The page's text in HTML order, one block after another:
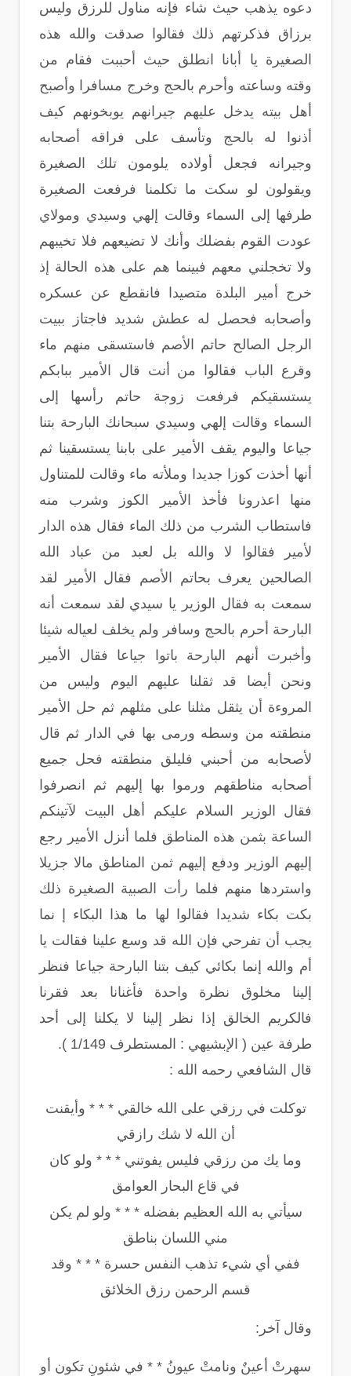
دعوه يذهب حيث شاء فإنه مناول للرزق وليس
برزاق فذكرتهم ذلك فقالوا صدقت والله هذه
الصغيرة يا أبانا انطلق حيث أحببت فقام من
وقته وساعته وأحرم بالحج وخرج مسافرا وأصبح
أهل بيته يدخل عليهم جيرانهم يوبخونهم كيف
أذنوا له بالحج وتأسف على فراقه أصحابه
وجيرانه فجعل أولاده يلومون تلك الصغيرة
ويقولون لو سكت ما تكلمنا فرفعت الصغيرة
طرفها إلى السماء وقالت إلهي وسيدي ومولاي
عودت القوم بفضلك وأنك لا تضيعهم فلا تخيبهم
ولا تخجلني معهم فبينما هم على هذه الحالة إذ
خرج أمير البلدة متصيدا فانقطع عن عسكره
وأصحابه فحصل له عطش شديد فاجتاز ببيت
الرجل الصالح حاتم الأصم فاستسقى منهم ماء
وقرع الباب فقالوا من أنت قال الأمير ببابكم
يستسقيكم فرفعت زوجة حاتم رأسها إلى
السماء وقالت إلهي وسيدي سبحانك البارحة بتنا
جياعا واليوم يقف الأمير على بابنا يستسقينا ثم
أنها أخذت كوزا جديدا وملأته ماء وقالت للمتناول
منها اعذرونا فأخذ الأمير الكوز وشرب منه
فاستطاب الشرب من ذلك الماء فقال هذه الدار
لأمير فقالوا لا والله بل لعبد من عباد الله
الصالحين يعرف بحاتم الأصم فقال الأمير لقد
سمعت به فقال الوزير يا سيدي لقد سمعت أنه
البارحة أحرم بالحج وسافر ولم يخلف لعياله شيئا
وأخبرت أنهم البارحة باتوا جياعا فقال الأمير
ونحن أيضا قد ثقلنا عليهم اليوم وليس من
المروءة أن يثقل مثلنا على مثلهم ثم حل الأمير
منطقته من وسطه ورمى بها في الدار ثم قال
لأصحابه من أحبني فليلق منطقته فحل جميع
أصحابه مناطقهم ورموا بها إليهم ثم انصرفوا
فقال الوزير السلام عليكم أهل البيت لآتينكم
الساعة بثمن هذه المناطق فلما أنزل الأمير رجع
إليهم الوزير ودفع إليهم ثمن المناطق مالا جزيلا
واستردها منهم فلما رأت الصبية الصغيرة ذلك
بكت بكاء شديدا فقالوا لها ما هذا البكاء إ نما
يجب أن تفرحي فإن الله قد وسع علينا فقالت يا
أم والله إنما بكائي كيف بتنا البارحة جياعا فنظر
إلينا مخلوق نظرة واحدة فأغنانا بعد فقرنا
فالكريم الخالق إذا نظر إلينا لا يكلنا إلى أحد
طرفة عين ( الإبشيهي : المستطرف 1/149 ).
قال الشافعي رحمه الله :
توكلت في رزقي على الله خالقي * * * وأيقنت
أن الله لا شك رازقي
وما يك من رزقي فليس يفوتني * * * ولو كان
في قاع البحار العوامق
سيأتي به الله العظيم بفضله * * * ولو لم يكن
مني اللسان بناطق
ففي أي شيء تذهب النفس حسرة * * * وقد
قسم الرحمن رزق الخلائق
وقال آخر:
سهرتْ أعينٌ ونامتْ عيونُ * * في شئونٍ تكون أو